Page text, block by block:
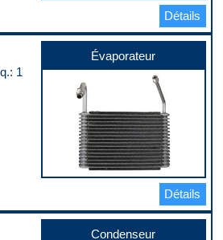
Détails
1
Évaporateur
Détails
Condenseur